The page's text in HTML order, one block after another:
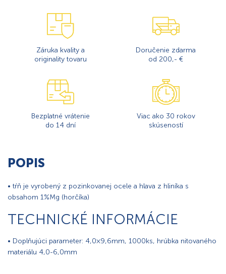
Záruka kvality a
originality tovaru
Doručenie zdarma
od 200,- €
Bezplatné vrátenie
do 14 dní
Viac ako 30 rokov
skúseností
POPIS
• tŕň je vyrobený z pozinkovanej ocele a hlava z hliníka s
obsahom 1%Mg (horčíka)
TECHNICKÉ INFORMÁCIE
• Doplňujúci parameter: 4,0×9,6mm, 1000ks, hrúbka nitovaného
materiálu 4,0-6,0mm